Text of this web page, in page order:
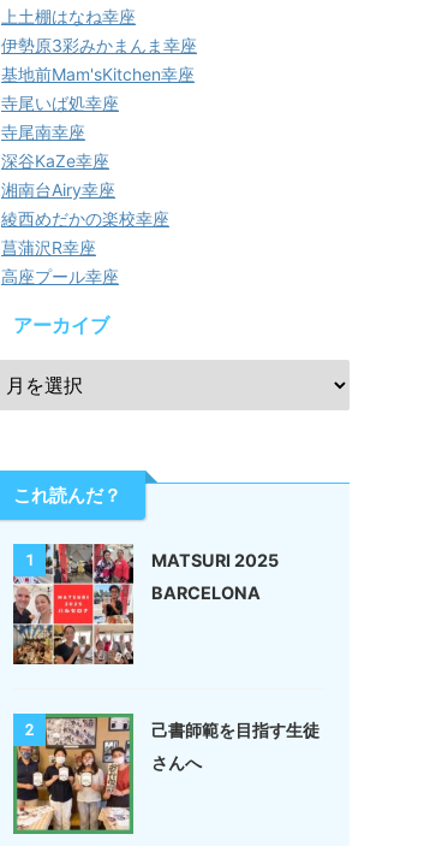
上土棚はなね幸座
伊勢原3彩みかまんま幸座
基地前Mam'sKitchen幸座
寺尾いば処幸座
寺尾南幸座
深谷KaZe幸座
湘南台Airy幸座
綾西めだかの楽校幸座
菖蒲沢R幸座
高座プール幸座
アーカイブ
これ読んだ？
1
MATSURI 2025
BARCELONA
2
己書師範を目指す生徒
さんへ